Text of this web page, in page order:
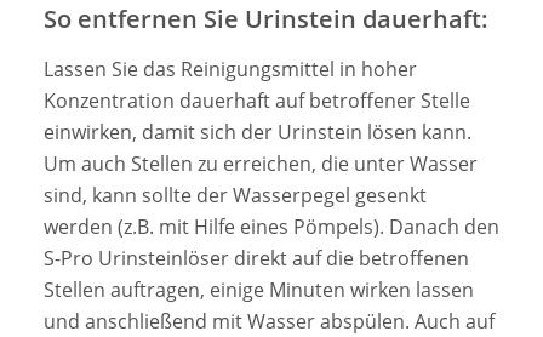
So entfernen Sie Urinstein dauerhaft:
Lassen Sie das Reinigungsmittel in hoher
Konzentration dauerhaft auf betroffener Stelle
einwirken, damit sich der Urinstein lösen kann.
Um auch Stellen zu erreichen, die unter Wasser
sind, kann sollte der Wasserpegel gesenkt
werden (z.B. mit Hilfe eines Pömpels). Danach den
S-Pro Urinsteinlöser direkt auf die betroffenen
Stellen auftragen, einige Minuten wirken lassen
und anschließend mit Wasser abspülen. Auch auf